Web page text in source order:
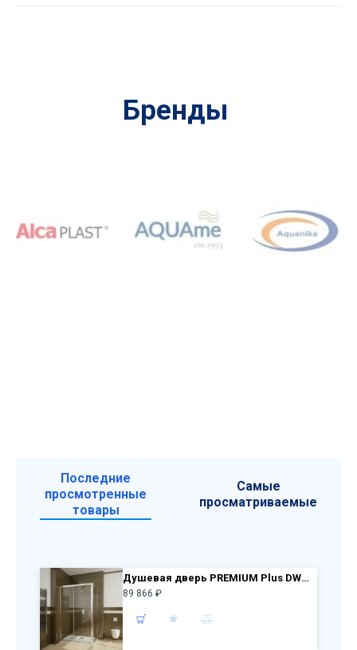
Бренды
Последние
просмотренные
товары
Самые
просматриваемые
Душевая дверь PREMIUM Plus DWJ 130 33333-01-01N +S 75 33402-01-01N прозр стекло
89 866 ₽